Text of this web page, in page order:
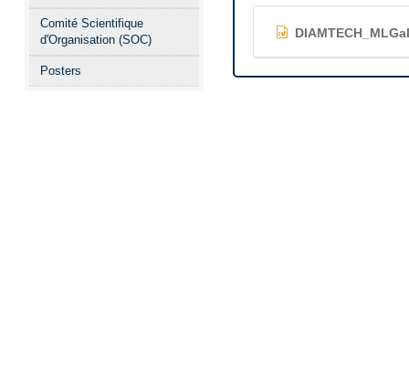
Comité Scientifique
d'Organisation (SOC)
Posters